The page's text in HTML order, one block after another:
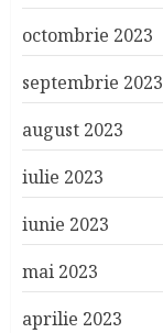
octombrie 2023
septembrie 2023
august 2023
iulie 2023
iunie 2023
mai 2023
aprilie 2023